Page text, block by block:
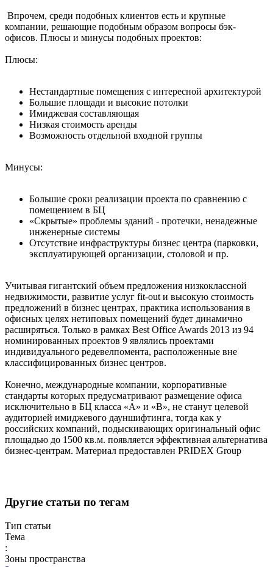
Впрочем, среди подобных клиентов есть и крупные
компании, решающие подобным образом вопросы бэк-
офисов. Плюсы и минусы подобных проектов:
Плюсы:
Нестандартные помещения с интересной архитектурой
Большие площади и высокие потолки
Имиджевая составляющая
Низкая стоимость аренды
Возможность отдельной входной группы
Минусы:
Большие сроки реализации проекта по сравнению с
помещением в БЦ
«Скрытые» проблемы зданий - протечки, ненадежные
инженерные системы
Отсутствие инфраструктуры бизнес центра (парковки,
эксплуатирующей организации, столовой и пр.
Учитывая гигантский объем предложения низкоклассной
недвижимости, развитие услуг fit-out и высокую стоимость
предложений в бизнес центрах, практика использования в
офисных целях нетиповых помещений будет динамично
расширяться. Только в рамках Best Office Awards 2013 из 94
номинированных проектов 9 являлись проектами
индивидуального редевелпомента, расположенные вне
классифицированных бизнес центров.
Конечно, международные компании, корпоративные
стандарты которых предусматривают размещение офиса
исключительно в БЦ класса «А» и «В», не станут целевой
аудиторией имиджевого дауншифтинга, тогда как у
российских компаний, подыскивающих оригинальный офис
площадью до 1500 кв.м. появляется эффективная альтернатива
бизнес-центрам. Материал предоставлен PRIDEX Group
Другие статьи по тегам
Тип статьи
Тема
:
Зоны пространства